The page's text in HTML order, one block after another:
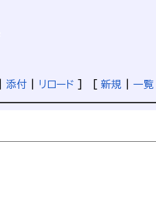
添付 リロード 新規 一覧